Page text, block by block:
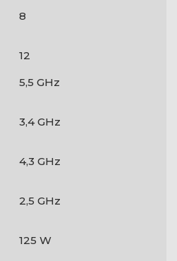
8
12
5,5 GHz
3,4 GHz
4,3 GHz
2,5 GHz
125 W